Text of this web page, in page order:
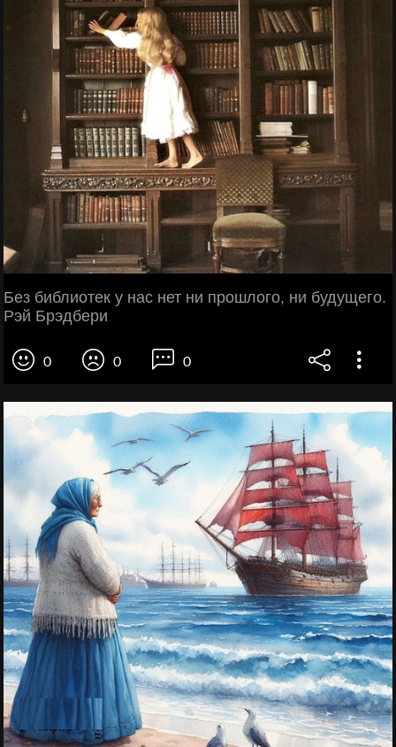
Без библиотек у нас нет ни прошлого, ни будущего.
Рэй Брэдбери
0 0 0